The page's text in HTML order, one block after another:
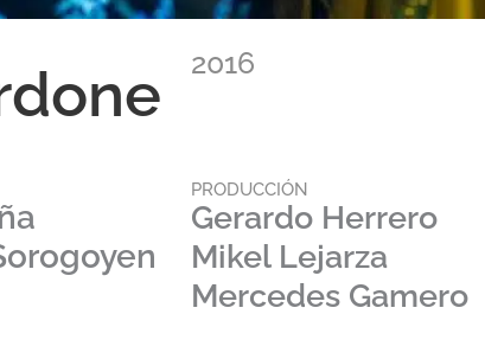
2016
PRODUCCIÓN
Gerardo Herrero
Mikel Lejarza
Mercedes Gamero